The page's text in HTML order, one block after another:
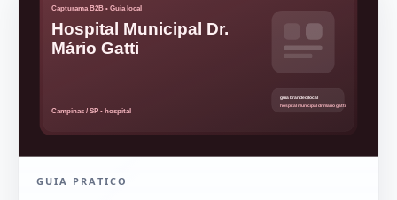
GUIA PRATICO